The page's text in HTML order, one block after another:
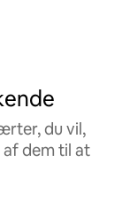
du vil,
af dem til at